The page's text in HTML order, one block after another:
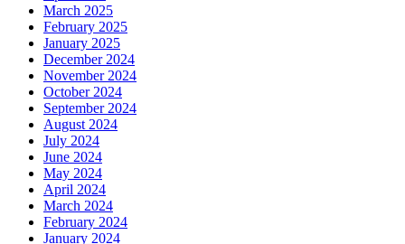
March 2025
February 2025
January 2025
December 2024
November 2024
October 2024
September 2024
August 2024
July 2024
June 2024
May 2024
April 2024
March 2024
February 2024
January 2024